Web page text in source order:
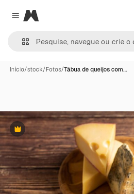
Close menu
Magnific
Início/stock/Fotos/Tábua de queijos com…
Premium